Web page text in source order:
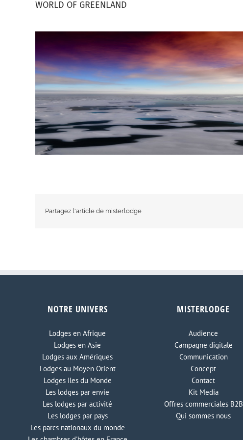
WORLD OF GREENLAND
Partagez l'article de misterlodge
NOTRE UNIVERS
Lodges en Afrique
Lodges en Asie
Lodges aux Amériques
Lodges au Moyen Orient
Lodges Iles du Monde
Les lodges par envie
Les lodges par activité
Les lodges par pays
Les parcs nationaux du monde
MISTERLODGE
Audience
Campagne digitale
Communication
Concept
Contact
Kit Media
Offres commerciales B2B
Qui sommes nous